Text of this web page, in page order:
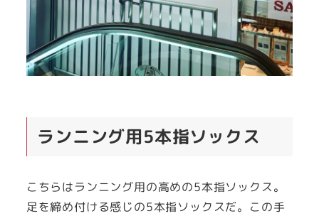
ランニング用5本指ソックス
こちらはランニング用の高めの5本指ソックス。
足を締め付ける感じの5本指ソックスだ。この手